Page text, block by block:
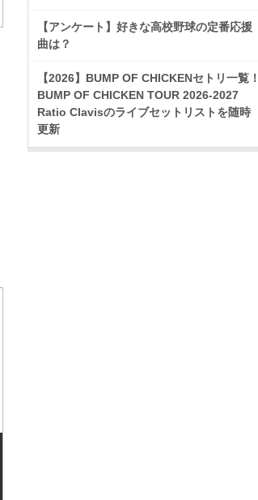
【アンケート】好きな高校野球の定番応援
曲は？
【2026】BUMP OF CHICKENセトリ一覧！
BUMP OF CHICKEN TOUR 2026-2027
Ratio Clavisのライブセットリストを随時
更新